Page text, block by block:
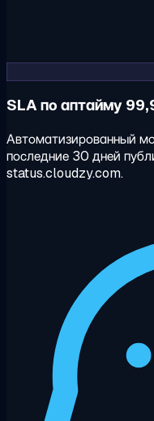
SLA по аптайму
Автоматизированный
последние 30 дней
status.cloudzy.com.